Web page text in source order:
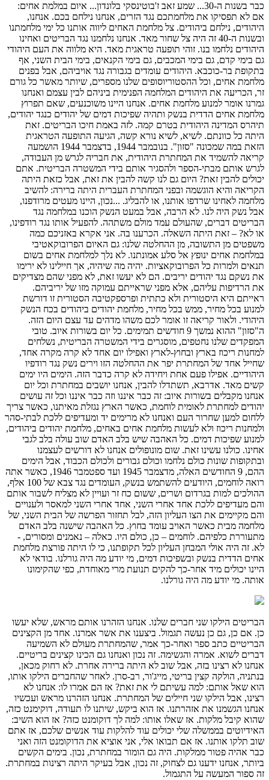
כבר בשנות ה-30... שמע זאב ז'בוטינסקי בלונדון... איום במלמת אחים:
אם לא תפסיקו את מלחמתכם נגד הזרים, אנחנו נילחם בכם. אנחנו,
היהודים, נילחם ביהודים. צל מלחמת האחים ליווה אותנו כל ימי מלחמתנו
ובשנות ה-40 זה היה צל שחור מאד. אנחנו נלחמנו נגד הבריטים ואחינו
היהודים נלחמו בנו. זוהי תופעה טראגית מאד. היא מלווה את העם היהודי
גם בימי קדם, גם בימי המכבים, גם בימי הקנאים, בימי הבית השני, אף
בתקופת בר-כוכבא. היהודים עומדים בגבורה נגד אויביהם, אבל בפנים
מלחמת אחים, וכל ההסטוריוסופים שלנו מספרים, שיותר מאשר כל גורם
זר, הכריעה את היהודים המלחמה הפנימית ביניהם לבין עצמם ואנחנו
גמרנו אומר למנוע מלחמת אחים. אנחנו היינו משוכנעים, שאם תפרוץ
מלחמת אחים הדדית בנשק ותהיה שפיכות דמים של יהודים כנגד יהודים,
תיהרס המדינה היהודית בטרם קמה. לזה באמת חיכו הבריטים. זאת
היתה כל כוונתם. לשיא, לשיא נורא קשה, הגיעה התופעה הטראגית
הזאת במה שמכונה "סזון". בנובמבר 1944, בדצמבר 1944 הושמעה
קריאה להשמיד את המחתרת היהודית, את חבריה לגרש מן העבודה,
לגרש אותם מבתי-הספר ולהסגיר אותם בידי המשטרה הבריטית. אתם
יכולים להבין זאת? היום גם לנו קשה להבין את זאת, אבל כזאת היתה
הקריאה והיא הוגשמה ובפני המחתרת העברית היתה ברירה: להשיב
מלחמה לאחינו שרדפו אותנו, או להבליג. ...נכון, היינו מעטים מרודפנו,
אבל נשק היה לנו. לא הרבה, אבל במעט הנשק הוכנו במלחמה נגד
הבריטים דברים, שהעולם עמד מולם משתהה. להפעיל אותו נגד רודפינו,
או לא? – זאת היתה השאלה. הכרענו בה. אני אקרא באזניכם כמה
משפטים מן התשובה, מן ההחלטה שלנו: גם האיום הפרובוקאטיבי
במלחמת אחים ינופץ אל סלע אמונתנו. לא נלך למלחמת אחים בשום
תנאים ולמרות כל הפרובוקאציות. יהיה מה שיהיה, אך חיילינו לא ירימו
את נשקם נגד יהודים יריבים. הם לא יעשו זאת, לא מפני שהם מצדיקים
את הרדיפות עליהם, אלא מפני שראייתם עמוקה מזו של יריביהם.
ראייתם היא היסטורית ולא כתתית ופרספקטיבה הסטורית זו דורשת
למנוע בכל מחיר, ממש בכל מחיר, מלחמת יהודים ביהודים בכח הנשק
היהודי. ולאור קריאה זו אומר לכם משהו מדהים עד עצם היום הזה.
ה"סזון" ההוא נמשך 9 חודשים תמימים. כל יום בשורות איוב. טובי
המפקדים שלנו נחטפים, מוסגרים בידי המשטרה הבריטית, נשלחים
למחנות ריכוז בארץ ובחוץ-לארץ ואפילו יום אחד לא קרה מקרה אחד,
שחייל אחד של המחתרת יפר את ההחלטה הזו וירים נשק נגד רודפיו
היהודיים. אפילו פעם אחת ויחידה לא קרה כדבר הזה. הימים היו ימים
קשים מאד. אדרבא, תשתדלו להבין, אנחנו יושבים במחתרת וכל יום
אנחנו מקבלים בשורות איוב: זה כבר איננו וזה כבר איננו וכל זה עושים
יהודים למחתרת לאומית לוחמת, כאשר הארץ נגזלת מאיתנו, כאשר צריך
ללחום למען שחרור העם ואנחנו לא מרימים יד ומעדיפים ללכת לבתי-סהר
ולמחנות ריכוז ולא לעשות מלחמת אחים באחים, מלחמת יהודים ביהודים,
למנוע שפיכות דמים. כל האהבה שיש בלב האדם שוב עולה בלב לגבי
אחינו. כולנו עשינו זאת. שום מונופולים אנחנו לא דורשים לעצמנו
ובתקופות שונות כולם נלחמו וכולם גבורים ולכולם הכבוד, אבל הימים
ההם, 9 החודשים האלה, מדצמבר 1945 ועד ספטמבר 1946, כאשר אתה
רואה לוחמים, היודעים להשתמש בנשק, העומדים נגד צבא של 100 אלף,
ההולכים למות בגרדום ושרים, ששום כח זר ועויין לא מצליח לשבור אותם
והם מעדיפים ללכת אחד אחרי השני, אחד אחרי השני למאסר ולענויים
והם מקיימים את הצו העליון הזה, לבל תחזור הפרשה של הבית השני, של
מלחמה מבית כאשר האויב עומד בחוץ. כל האהבה שישנה בלב האדם
מתעוררת כלפיהם. לוחמים – כן, כולם היו. כאלה – נאמנים ומסורים, -
לא. זה היה אולי המבחן העליון לכל תקופתנו, כי לו היתה פורצת מלחמת
אחים הדדית בנשק ובשפיכות דמים, מי יודע מה היה גורלנו. בודאי לא
היינו יכולים מיד אחר-כך להקים תנועת מרי מאוחדת, כפי שהקימונו
אותה. מי יודע מה היה גורלנו.
הבריטים הילקו שני חברים שלנו. אנחנו הזהרנו אותם מראש, שלא יעשו
כן. אם כן, גם כן נעשה תגמול. ביצענו את אשר אמרנו. אחד מן הקצינים
הבריטיים כתב ספר ואחר-כך אמר, שהמחתרת מעולם לא השמיעה
דברים לשוא. אמרה והגשימה. זה נכון ואנחנו גם הכינו קצינים בריטיים.
אנחנו לא רצינו בזה, אבל שוב לא היתה ברירה אחרת. לא רחוק מכאן,
בנתניה, הולקה קצין בריטי, מייג'ור, רב-סרן. לאחר שהחברים הילקו אותו,
הוא שאל אותם: למה עשיתם לי את זאת? אז הם אמרו לו: אנחנו לא
רצינו, אבל הילקו שני חיילים של המחתרת. אנחנו הזהרנו מראש ועכשיו
אנחנו הגשמנו את אזהרתנו. אז הוא ביקש, שיתנו לו תעודה, דוקימנט כזה,
שהוא קיבל מלקות. אז שאלו אותו: למה לך דוקומנט כזה? אז הוא השיב:
האידיוטים בממשלה שלי יכולים עוד להלקות עוד אנשים שלכם, אז אתם
שוב תלקו אותנו. אז אם תבואו אלי, אני אוציא את הדוקומנט הזה ואני
כבר אהיה פטור ממלקות. היה גם הומור במחתרת, נכון. בימים הקשים
ביותר, אנחנו ידענו גם לצחוק, זה נכון, אבל בעיקר היתה רצינות במחתרת.
זה ספור המעשה על התגמול.